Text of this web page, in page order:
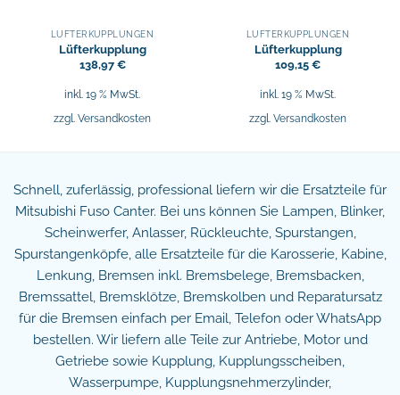
LÜFTERKUPPLUNGEN
Lüfterkupplung
138,97€
inkl. 19 % MwSt.
zzgl. Versandkosten
LÜFTERKUPPLUNGEN
Lüfterkupplung
109,15 €
inkl. 19 % MwSt.
zzgl. Versandkosten
Schnell, zuferlässig, professional liefern wir die Ersatzteile für
Mitsubishi Fuso Canter. Bei uns können Sie Lampen, Blinker,
Scheinwerfer, Anlasser, Rückleuchte, Spurstangen,
Spurstangenköpfe, alle Ersatzteile für die Karosserie, Kabine,
Lenkung, Bremsen inkl. Bremsbelege, Bremsbacken,
Bremssattel, Bremsklötze, Bremskolben und Reparatursatz
für die Bremsen einfach per Email, Telefon oder WhatsApp
bestellen. Wir liefern alle Teile zur Antriebe, Motor und
Getriebe sowie Kupplung, Kupplungsscheiben,
Wasserpumpe, Kupplungsnehmerzylinder,